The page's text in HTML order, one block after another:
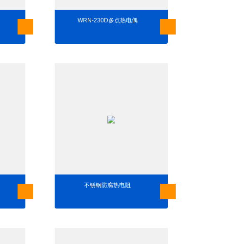
WRN-230D多点热电偶
不锈钢防腐热电阻